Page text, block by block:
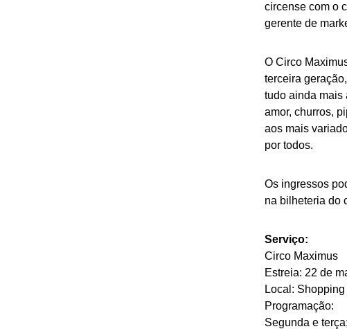
circense com o
gerente de
O Circo
terceira
tudo ainda mais
amor, churros,
aos mais
por todos.
Os ingressos
na bilheteria do
Serviço:
Circo Maximus
Estreia: 22 de
Local:
Programação:
Segunda e